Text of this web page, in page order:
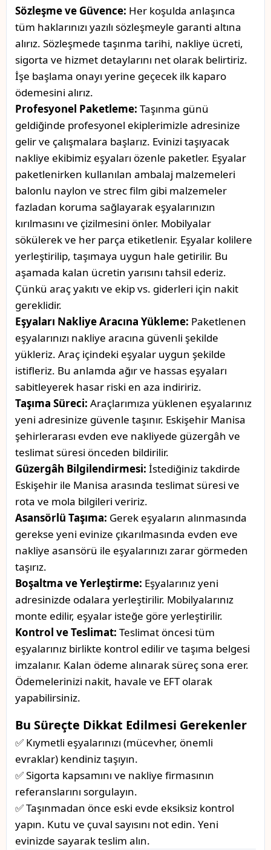
Sözleşme ve Güvence: Her koşulda anlaşınca
tüm haklarınızı yazılı sözleşmeyle garanti altına
alırız. Sözleşmede taşınma tarihi, nakliye ücreti,
sigorta ve hizmet detaylarını net olarak belirtiriz.
İşe başlama onayı yerine geçecek ilk kaparo
ödemesini alırız.
Profesyonel Paketleme: Taşınma günü
geldiğinde profesyonel ekiplerimizle adresinize
gelir ve çalışmalara başlarız. Evinizi taşıyacak
nakliye ekibimiz eşyaları özenle paketler. Eşyalar
paketlenirken kullanılan ambalaj malzemeleri
balonlu naylon ve strec film gibi malzemeler
fazladan koruma sağlayarak eşyalarınızın
kırılmasını ve çizilmesini önler. Mobilyalar
sökülerek ve her parça etiketlenir. Eşyalar kolilere
yerleştirilip, taşımaya uygun hale getirilir. Bu
aşamada kalan ücretin yarısını tahsil ederiz.
Çünkü araç yakıtı ve ekip vs. giderleri için nakit
gereklidir.
Eşyaları Nakliye Aracına Yükleme: Paketlenen
eşyalarınızı nakliye aracına güvenli şekilde
yükleriz. Araç içindeki eşyalar uygun şekilde
istifleriz. Bu anlamda ağır ve hassas eşyaları
sabitleyerek hasar riski en aza indiririz.
Taşıma Süreci: Araçlarımıza yüklenen eşyalarınız
yeni adresinize güvenle taşınır. Eskişehir Manisa
şehirlerarası evden eve nakliyede güzergâh ve
teslimat süresi önceden bildirilir.
Güzergâh Bilgilendirmesi: İstediğiniz takdirde
Eskişehir ile Manisa arasında teslimat süresi ve
rota ve mola bilgileri veririz.
Asansörlü Taşıma: Gerek eşyaların alınmasında
gerekse yeni evinize çıkarılmasında evden eve
nakliye asansörü ile eşyalarınızı zarar görmeden
taşırız.
Boşaltma ve Yerleştirme: Eşyalarınız yeni
adresinizde odalara yerleştirilir. Mobilyalarınız
monte edilir, eşyalar isteğe göre yerleştirilir.
Kontrol ve Teslimat: Teslimat öncesi tüm
eşyalarınız birlikte kontrol edilir ve taşıma belgesi
imzalanır. Kalan ödeme alınarak süreç sona erer.
Ödemelerinizi nakit, havale ve EFT olarak
yapabilirsiniz.
Bu Süreçte Dikkat Edilmesi Gerekenler
✅ Kıymetli eşyalarınızı (mücevher, önemli
evraklar) kendiniz taşıyın.
✅ Sigorta kapsamını ve nakliye firmasının
referanslarını sorgulayın.
✅ Taşınmadan önce eski evde eksiksiz kontrol
yapın. Kutu ve çuval sayısını not edin. Yeni
evinizde sayarak teslim alın.